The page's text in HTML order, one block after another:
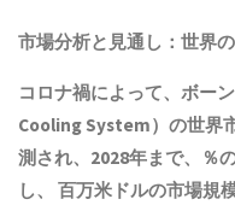
市場分析と見通し：世界の
コロナ禍によって、ボー
Cooling System）の世界
測され、2028年まで、％
し、 百万米ドルの市場規